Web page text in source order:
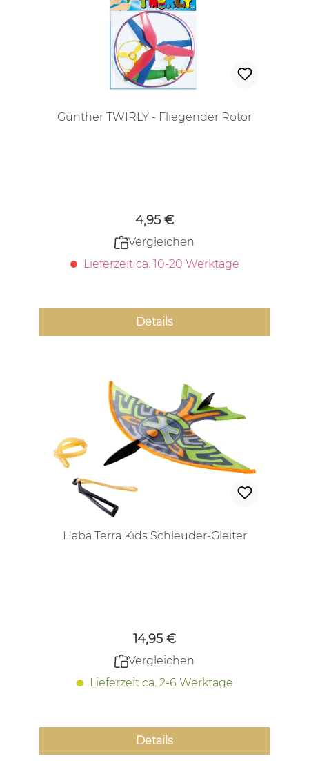
Günther TWIRLY - Fliegender Rotor
4,95 €
Vergleichen
Lieferzeit ca. 10-20 Werktage
Details
Haba Terra Kids Schleuder-Gleiter
14,95 €
Vergleichen
Lieferzeit ca. 2-6 Werktage
Details